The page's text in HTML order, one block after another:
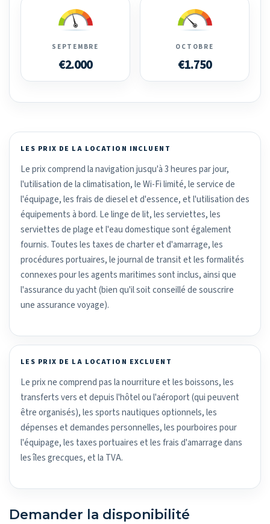
SEPTEMBRE
€2.000
OCTOBRE
€1.750
LES PRIX DE LA LOCATION INCLUENT
Le prix comprend la navigation jusqu'à 3 heures par jour,
l'utilisation de la climatisation, le Wi-Fi limité, le service de
l'équipage, les frais de diesel et d'essence, et l'utilisation des
équipements à bord. Le linge de lit, les serviettes, les
serviettes de plage et l'eau domestique sont également
fournis. Toutes les taxes de charter et d'amarrage, les
procédures portuaires, le journal de transit et les formalités
connexes pour les agents maritimes sont inclus, ainsi que
l'assurance du yacht (bien qu'il soit conseillé de souscrire
une assurance voyage).
LES PRIX DE LA LOCATION EXCLUENT
Le prix ne comprend pas la nourriture et les boissons, les
transferts vers et depuis l'hôtel ou l'aéroport (qui peuvent
être organisés), les sports nautiques optionnels, les
dépenses et demandes personnelles, les pourboires pour
l'équipage, les taxes portuaires et les frais d'amarrage dans
les îles grecques, et la TVA.
Demander la disponibilité